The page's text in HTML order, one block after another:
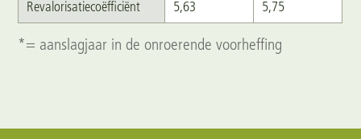
Revalorisatiecoëfficiënt 5,63 5,75
*= aanslagjaar in de onroerende voorheffing